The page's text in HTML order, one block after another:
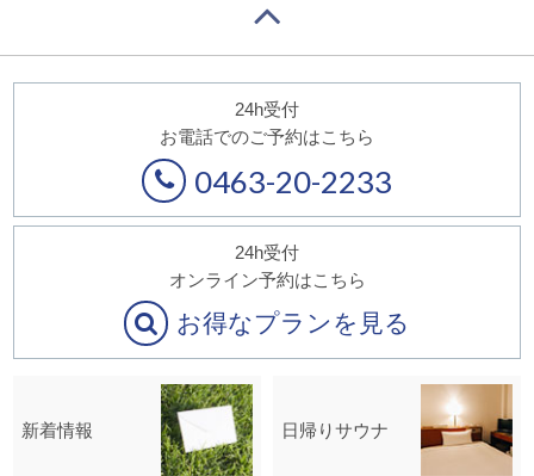
24h受付
お電話でのご予約はこちら
0463-20-2233
24h受付
オンライン予約はこちら
お得なプランを見る
新着情報 日帰りサウナ